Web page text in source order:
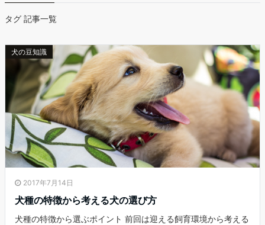
タグ 記事一覧
犬の豆知識
2017年7月14日
犬種の特徴から考える犬の選び方
犬種の特徴から選ぶポイント 前回は迎える飼育環境から考える